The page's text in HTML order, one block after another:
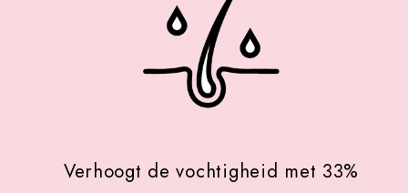
Verhoogt de vochtigheid met 33%